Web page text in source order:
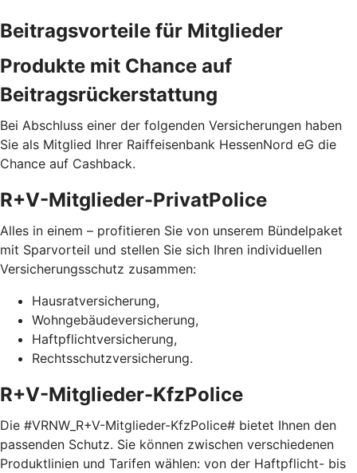
Beitragsvorteile für Mitglieder
Produkte mit Chance auf
Beitragsrückerstattung
Bei Abschluss einer der folgenden Versicherungen haben
Sie als Mitglied Ihrer Raiffeisenbank HessenNord eG die
Chance auf Cashback.
R+V-Mitglieder-PrivatPolice
Alles in einem – profitieren Sie von unserem Bündelpaket
mit Sparvorteil und stellen Sie sich Ihren individuellen
Versicherungsschutz zusammen:
Hausratversicherung,
Wohngebäudeversicherung,
Haftpflichtversicherung,
Rechtsschutzversicherung.
R+V-Mitglieder-KfzPolice
Die #VRNW_R+V-Mitglieder-KfzPolice# bietet Ihnen den
passenden Schutz. Sie können zwischen verschiedenen
Produktlinien und Tarifen wählen: von der Haftpflicht- bis